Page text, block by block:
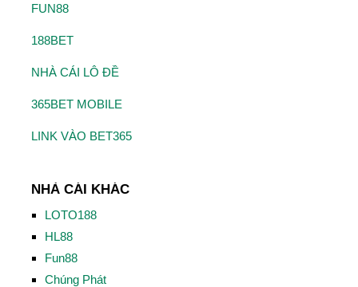
FUN88
188BET
NHÀ CÁI LÔ ĐỀ
365BET MOBILE
LINK VÀO BET365
NHÀ CÁI KHÁC
LOTO188
HL88
Fun88
Chúng Phát